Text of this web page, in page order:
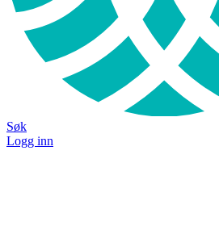
Søk
Logg inn